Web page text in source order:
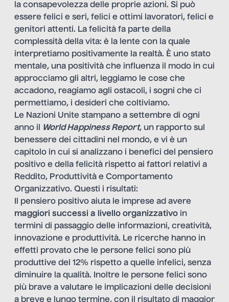
la consapevolezza delle proprie azioni. Si può
essere felici e seri, felici e ottimi lavoratori, felici e
genitori attenti. La felicità fa parte della
complessità della vita: è la lente con la quale
interpretiamo positivamente la realtà. È uno stato
mentale, una positività che influenza il modo in cui
approcciamo gli altri, leggiamo le cose che
accadono, reagiamo agli ostacoli, i sogni che ci
permettiamo, i desideri che coltiviamo.
Le Nazioni Unite stampano a settembre di ogni
anno il
World Happiness Report, un rapporto sul
benessere dei cittadini nel mondo, e vi è un
capitolo in cui si analizzano i benefici del pensiero
positivo e della felicità rispetto ai fattori relativi a
Reddito, Produttività e Comportamento
Organizzativo. Questi i risultati:
Il pensiero positivo aiuta le imprese ad avere
maggiori successi a livello organizzativo in
termini di passaggio delle informazioni, creatività,
innovazione e produttività. Le ricerche hanno in
effetti provato che le persone felici sono più
produttive del 12% rispetto a quelle infelici, senza
diminuire la qualità. Inoltre le persone felici sono
più brave a valutare le implicazioni delle decisioni
a breve e lungo termine, con il risultato di maggior